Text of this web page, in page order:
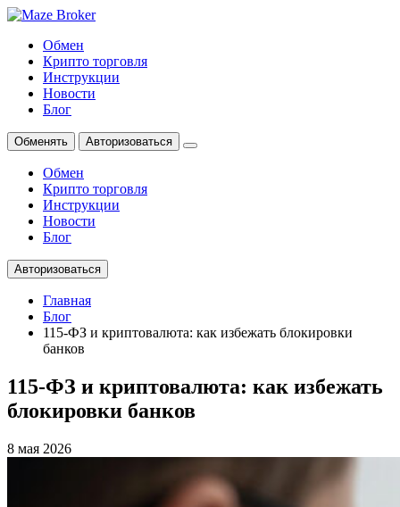
Обмен
Крипто торговля
Инструкции
Новости
Блог
Обменять Авторизоваться
Обмен
Крипто торговля
Инструкции
Новости
Блог
Авторизоваться
Главная
Блог
115-ФЗ и криптовалюта: как избежать блокировки
банков
115-ФЗ и криптовалюта: как избежать
блокировки банков
8 мая 2026